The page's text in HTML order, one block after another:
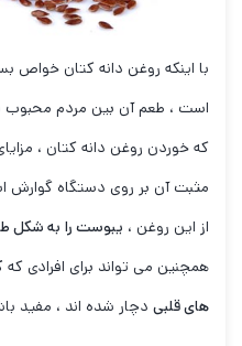
با اینکه روغن دانه کتان خواص
است ، طعم آن بین مردم
که خوردن روغن دانه کتان ،
مثبت آن بر روی دستگاه گوارش
از این روغن ، یبوست را به شکل
همچنین می تواند برای افرادی که
های قلبی دچار شده اند ، مفید